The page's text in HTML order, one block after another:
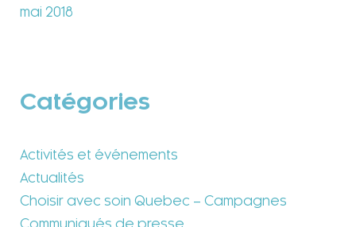
mai 2018
Catégories
Activités et événements
Actualités
Choisir avec soin Quebec – Campagnes
Communiqués de presse